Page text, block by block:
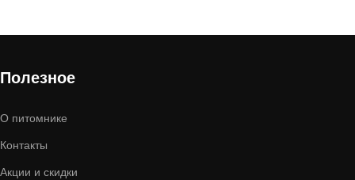
Полезное
О питомнике
Контакты
Акции и скидки